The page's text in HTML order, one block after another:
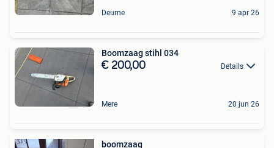
Deurne 9 apr 26
Boomzaag stihl 034
€ 200,00 Details
Mere 20 jun 26
boomzaag